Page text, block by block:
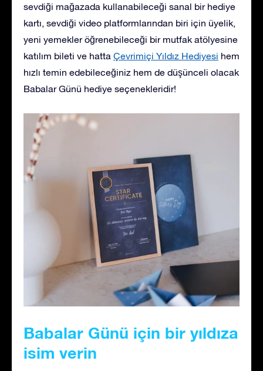
sevdiği mağazada kullanabileceği sanal bir hediye
kartı, sevdiği video platformlarından biri için üyelik,
yeni yemekler öğrenebileceği bir mutfak atölyesine
katılım bileti ve hatta Çevrimiçi Yıldız Hediyesi hem
hızlı temin edebileceğiniz hem de düşünceli olacak
Babalar Günü hediye seçenekleridir!
Babalar Günü için bir yıldıza
isim verin